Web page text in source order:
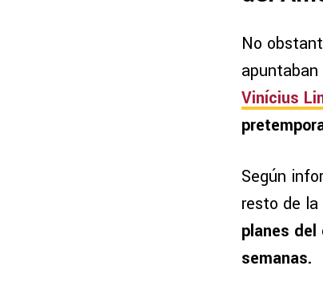
No
Vinícius
Según
resto de
planes
semanas.